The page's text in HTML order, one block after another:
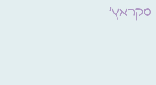
סקראץ'